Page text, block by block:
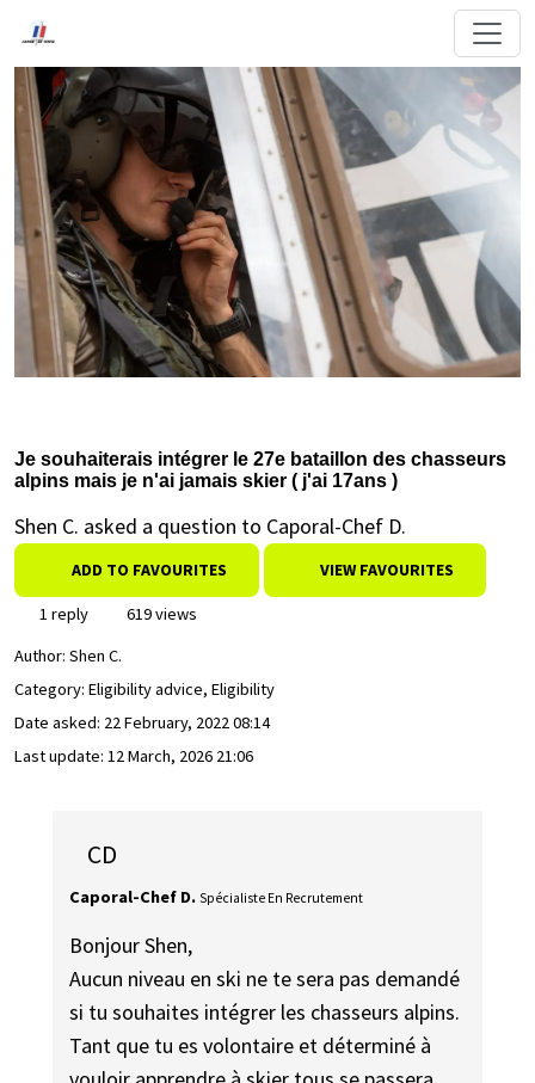
Je souhaiterais intégrer le 27e bataillon des chasseurs
alpins mais je n'ai jamais skier ( j'ai 17ans )
Shen C. asked a question to Caporal-Chef D.
ADD TO FAVOURITES VIEW FAVOURITES
1 reply
619 views
Author: Shen C.
Category: Eligibility advice, Eligibility
Date asked: 22 February, 2022 08:14
Last update: 12 March, 2026 21:06
CD
Caporal-Chef D. Spécialiste En Recrutement
Bonjour Shen,
Aucun niveau en ski ne te sera pas demandé
si tu souhaites intégrer les chasseurs alpins.
Tant que tu es volontaire et déterminé à